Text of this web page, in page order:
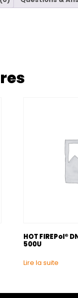
HOT FIREPol®
500U
Lire la suite